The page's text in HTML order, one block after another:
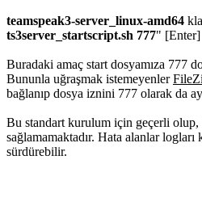
teamspeak3-server_linux-amd64
ts3server_startscript.sh 777" [Enter]
Buradaki amaç start dosyamıza 777
Bununla uğraşmak istemeyenler
bağlanıp dosya iznini 777 olarak da
Bu standart kurulum için geçerli olup,
sağlamamaktadır. Hata alanlar
sürdürebilir.